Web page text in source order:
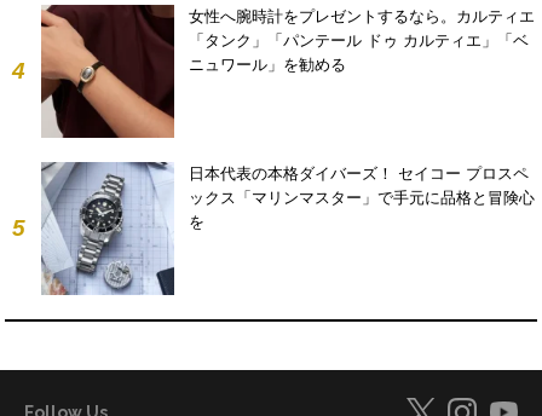
4
女性へ腕時計をプレゼントするなら。カルティエ
「タンク」「パンテール ドゥ カルティエ」「ベ
ニュワール」を勧める
5
日本代表の本格ダイバーズ！ セイコー プロスペ
ックス「マリンマスター」で手元に品格と冒険心
を